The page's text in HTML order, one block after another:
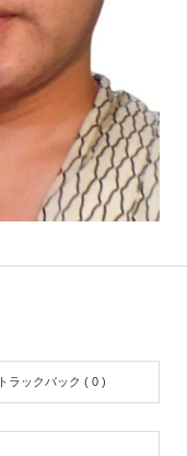
トラックバック ( 0 )